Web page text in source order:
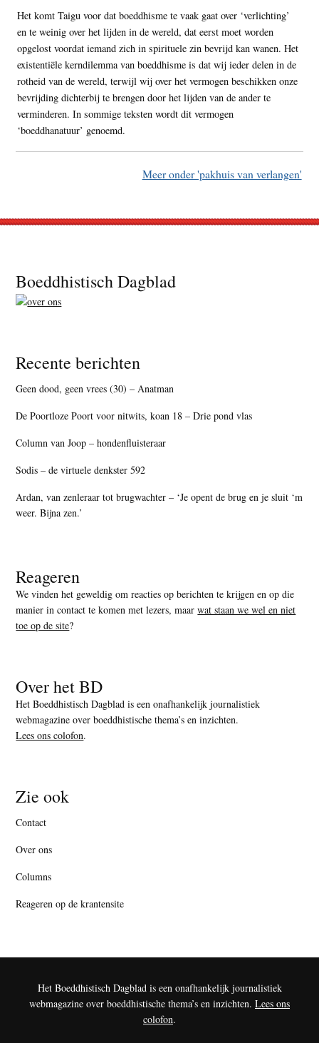
Het komt Taigu voor dat boeddhisme te vaak gaat over ‘verlichting’
en te weinig over het lijden in de wereld, dat eerst moet worden
opgelost voordat iemand zich in spirituele zin bevrijd kan wanen. Het
existentiële kerndilemma van boeddhisme is dat wij ieder delen in de
rotheid van de wereld, terwijl wij over het vermogen beschikken onze
bevrijding dichterbij te brengen door het lijden van de ander te
verminderen. In sommige teksten wordt dit vermogen
‘boeddhanatuur’ genoemd.
Meer onder 'pakhuis van verlangen'
Footer
Boeddhistisch Dagblad
Recente berichten
Geen dood, geen vrees (30) – Anatman
De Poortloze Poort voor nitwits, koan 18 – Drie pond vlas
Column van Joop – hondenfluisteraar
Sodis – de virtuele denkster 592
Ardan, van zenleraar tot brugwachter – ‘Je opent de brug en je sluit ‘m
weer. Bijna zen.’
Reageren
We vinden het geweldig om reacties op berichten te krijgen en op die
manier in contact te komen met lezers, maarwat staan we wel en niet
toe op de site?
Over het BD
Het Boeddhistisch Dagblad is een onafhankelijk journalistiek
webmagazine over boeddhistische thema’s en inzichten.
Lees ons colofon.
Zie ook
Contact
Over ons
Columns
Reageren op de krantensite
Het Boeddhistisch Dagblad is een onafhankelijk journalistiek
webmagazine over boeddhistische thema’s en inzichten. Lees ons
colofon.